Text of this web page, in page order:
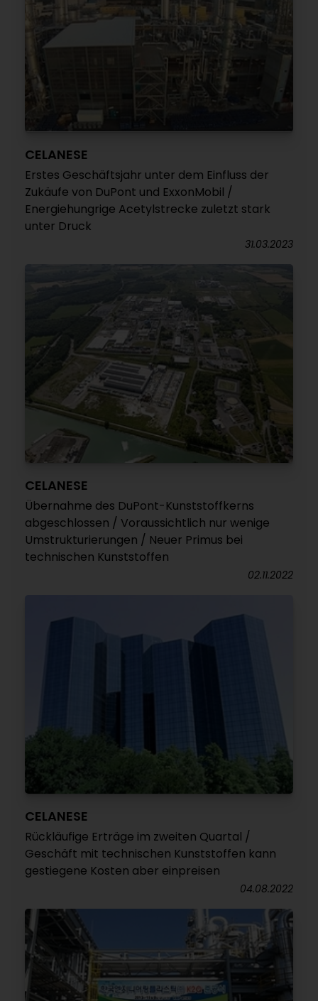
CELANESE
Erstes Geschäftsjahr unter dem Einfluss der
Zukäufe von DuPont und ExxonMobil /
Energiehungrige Acetylstrecke zuletzt stark
unter Druck
31.03.2023
CELANESE
Übernahme des DuPont-Kunststoffkerns
abgeschlossen / Voraussichtlich nur wenige
Umstrukturierungen / Neuer Primus bei
technischen Kunststoffen
02.11.2022
CELANESE
Rückläufige Erträge im zweiten Quartal /
Geschäft mit technischen Kunststoffen kann
gestiegene Kosten aber einpreisen
04.08.2022